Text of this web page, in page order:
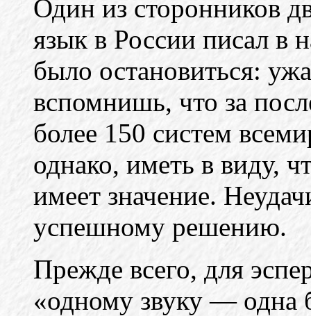
Один из сторонников
язык в России писал в
было остановиться:
вспомнишь, что за
более 150 систем
однако, иметь в виду,
имеет значение.
успешному решению.
Прежде всего, для
«одному звуку — одна